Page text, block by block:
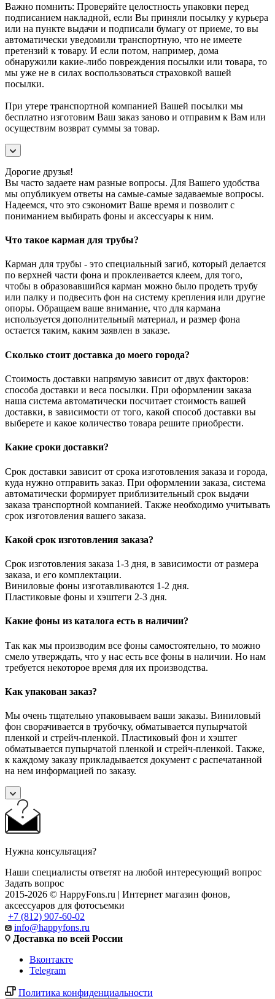
Важно помнить: Проверяйте целостность упаковки перед
подписанием накладной, если Вы приняли посылку у курьера
или на пункте выдачи и подписали бумагу от приеме, то вы
автоматически уведомили транспортную, что не имеете
претензий к товару. И если потом, например, дома
обнаружили какие-либо повреждения посылки или товара, то
мы уже не в силах воспользоваться страховкой вашей
посылки.
При утере транспортной компанией Вашей посылки мы
бесплатно изготовим Ваш заказ заново и отправим к Вам или
осуществим возврат суммы за товар.
Дорогие друзья!
Вы часто задаете нам разные вопросы. Для Вашего удобства
мы опубликуем ответы на самые-самые задаваемые вопросы.
Надеемся, что это сэкономит Ваше время и позволит с
пониманием выбирать фоны и аксессуары к ним.
Что такое карман для трубы?
Карман для трубы - это специальный загиб, который делается
по верхней части фона и проклеивается клеем, для того,
чтобы в образовавшийся карман можно было продеть трубу
или палку и подвесить фон на систему крепления или другие
опоры. Обращаем ваше внимание, что для кармана
используется дополнительный материал, и размер фона
остается таким, каким заявлен в заказе.
Сколько стоит доставка до моего города?
Стоимость доставки напрямую зависит от двух факторов:
способа доставки и веса посылки. При оформлении заказа
наша система автоматически посчитает стоимость вашей
доставки, в зависимости от того, какой способ доставки вы
выберете и какое количество товара решите приобрести.
Какие сроки доставки?
Срок доставки зависит от срока изготовления заказа и города,
куда нужно отправить заказ. При оформлении заказа, система
автоматически формирует приблизительный срок выдачи
заказа транспортной компанией. Также необходимо учитывать
срок изготовления вашего заказа.
Какой срок изготовления заказа?
Срок изготовления заказа 1-3 дня, в зависимости от размера
заказа, и его комплектации.
Виниловые фоны изготавливаются 1-2 дня.
Пластиковые фоны и хэштеги 2-3 дня.
Какие фоны из каталога есть в наличии?
Так как мы производим все фоны самостоятельно, то можно
смело утверждать, что у нас есть все фоны в наличии. Но нам
требуется некоторое время для их производства.
Как упакован заказ?
Мы очень тщательно упаковываем ваши заказы. Виниловый
фон сворачивается в трубочку, обматывается пупырчатой
пленкой и стрейч-пленкой. Пластиковый фон и хэштег
обматывается пупырчатой пленкой и стрейч-пленкой. Также,
к каждому заказу прикладывается документ с распечатанной
на нем информацией по заказу.
Нужна консультация?
Наши специалисты ответят на любой интересующий вопрос
Задать вопрос
2015-2026 © HappyFons.ru | Интернет магазин фонов,
аксессуаров для фотосъемки
+7 (812) 907-60-02
info@happyfons.ru
Доставка по всей России
Вконтакте
Telegram
Политика конфиденциальности